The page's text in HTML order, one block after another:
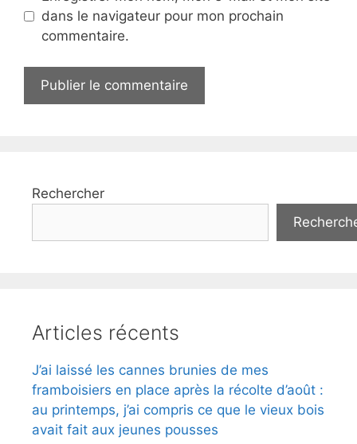
dans le navigateur pour mon prochain
commentaire.
Rechercher
Articles récents
J’ai laissé les cannes brunies de mes
framboisiers en place après la récolte d’août :
au printemps, j’ai compris ce que le vieux bois
avait fait aux jeunes pousses